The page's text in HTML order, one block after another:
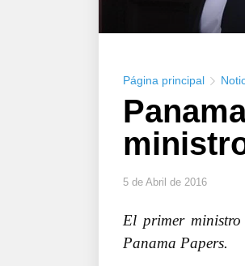
Página principal
5 de Abril de 2016
El primer
Panama Papers.